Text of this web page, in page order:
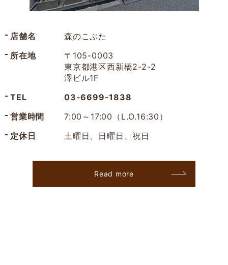
店舗名
森のこぶた
所在地
〒105-0003
東京都港区西新橋2-2-2
澤ビル1F
TEL
03-6699-1838
営業時間
7:00～17:00（L.O.16:30）
定休日
土曜日、日曜日、祝日
Read more